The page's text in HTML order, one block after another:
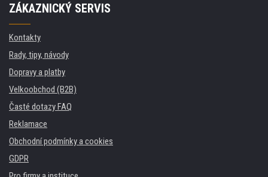
ZÁKAZNICKÝ SERVIS
Kontakty
Rady, tipy, návody
Dopravy a platby
Velkoobchod (B2B)
Časté dotazy FAQ
Reklamace
Obchodní podmínky a cookies
GDPR